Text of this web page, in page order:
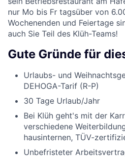
nur Mo bis Fr tagsüber von
Wochenenden und Feiertage
auch Sie Teil des Klüh-Teams!
Gute Gründe für
Urlaubs- und
DEHOGA-Tarif (R-P)
30 Tage Urlaub/Jahr
Bei Klüh geht's mit der
verschiedene
hausinternen, TÜV-
Unbefristeter